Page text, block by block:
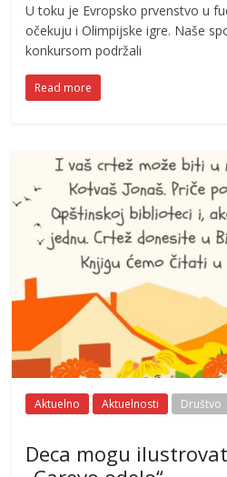
U toku je Evropsko prvenstvo u
očekuju i Olimpijske igre. Naše
konkursom podržali
Read more
Aktuelno Aktuelnosti Društvo
Deca mogu